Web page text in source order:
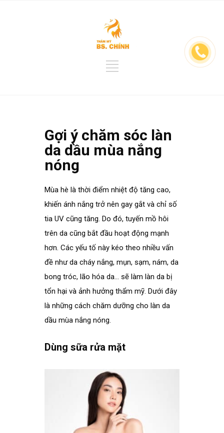
Gợi ý chăm sóc làn
da dầu mùa nắng
nóng
Mùa hè là thời điểm nhiệt độ tăng cao,
khiến ánh nắng trở nên gay gắt và chỉ số
tia UV cũng tăng. Do đó, tuyến mồ hôi
trên da cũng bắt đầu hoạt động mạnh
hơn. Các yếu tố này kéo theo nhiều vấn
đề như da cháy nắng, mụn, sạm, nám, da
bong tróc, lão hóa da… sẽ làm làn da bị
tổn hại và ảnh hưởng thẩm mỹ. Dưới đây
là những cách chăm dưỡng cho làn da
dầu mùa nắng nóng.
Dùng sữa rửa mặt